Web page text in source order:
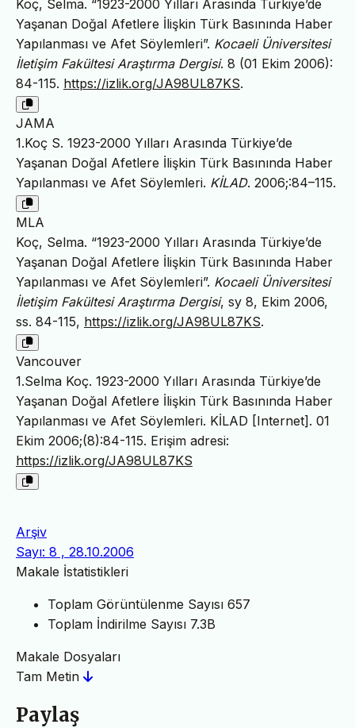
Koç, Selma. “1923-2000 Yılları Arasında Türkiye’de
Yaşanan Doğal Afetlere İlişkin Türk Basınında Haber
Yapılanması ve Afet Söylemleri”. Kocaeli Üniversitesi
İletişim Fakültesi Araştırma Dergisi. 8 (01 Ekim 2006):
84-115. https://izlik.org/JA98UL87KS.
JAMA
1.Koç S. 1923-2000 Yılları Arasında Türkiye’de
Yaşanan Doğal Afetlere İlişkin Türk Basınında Haber
Yapılanması ve Afet Söylemleri. KİLAD. 2006;:84–115.
MLA
Koç, Selma. “1923-2000 Yılları Arasında Türkiye’de
Yaşanan Doğal Afetlere İlişkin Türk Basınında Haber
Yapılanması ve Afet Söylemleri”. Kocaeli Üniversitesi
İletişim Fakültesi Araştırma Dergisi, sy 8, Ekim 2006,
ss. 84-115, https://izlik.org/JA98UL87KS.
Vancouver
1.Selma Koç. 1923-2000 Yılları Arasında Türkiye’de
Yaşanan Doğal Afetlere İlişkin Türk Basınında Haber
Yapılanması ve Afet Söylemleri. KİLAD [Internet]. 01
Ekim 2006;(8):84-115. Erişim adresi:
https://izlik.org/JA98UL87KS
Arşiv
Sayı: 8 , 28.10.2006
Makale İstatistikleri
Toplam Görüntülenme Sayısı 657
Toplam İndirilme Sayısı 7.3B
Makale Dosyaları
Tam Metin
Paylaş